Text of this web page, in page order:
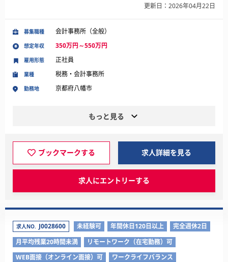
更新日：2026年04月22日
募集職種 会計事務所（全般）
想定年収 350万円～550万円
業種 税務・会計事務所
勤務地 京都府八幡市
雇用形態 正社員
もっと見る
ブックマークする 求人詳細を見る
求人にエントリーする
求人NO. J0028600 未経験可 年間休日120日以上
完全週休2日
月平均残業20時間未満
リモートワーク（在宅勤務）可
WEB面接（オンライン面接）可
ワークライフバランス